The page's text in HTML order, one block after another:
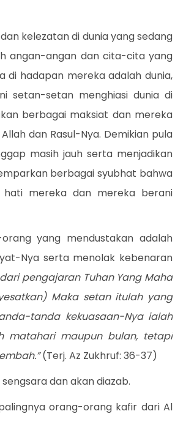
kelezatan di dunia yang sedang
angan-angan dan cita-cita yang
di hadapan mereka adalah dunia,
setan-setan menghiasi dunia di
berbagai maksiat dan mereka
dan Rasul-Nya. Demikian pula
masih jauh serta menjadikan
berbagai syubhat bahwa
mereka dan mereka berani
yang mendustakan adalah
Nya serta menolak kebenaran
pengajaran Tuhan Yang Maha
Maka setan itulah yang
tanda kekuasaan-Nya ialah
matahari maupun bulan, tetapi
(Terj. Az Zukhruf: 36-37)
dan akan diazab.
orang-orang kafir dari Al